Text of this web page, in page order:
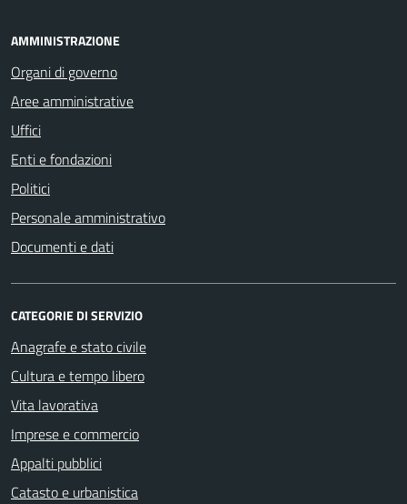
AMMINISTRAZIONE
Organi di governo
Aree amministrative
Uffici
Enti e fondazioni
Politici
Personale amministrativo
Documenti e dati
CATEGORIE DI SERVIZIO
Anagrafe e stato civile
Cultura e tempo libero
Vita lavorativa
Imprese e commercio
Appalti pubblici
Catasto e urbanistica